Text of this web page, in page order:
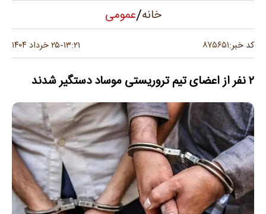
خانه/عمومی
کد خبر:۸۷۵۶۵۱ ۱۳:۲۱-۲۵ خرداد ۱۴۰۴
۲ نفر از اعضای تیم تروریستی موساد دستگیر شدند